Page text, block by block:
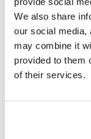
We also share
our social media,
may combine it
provided to them
of their services.
negro
Descripción